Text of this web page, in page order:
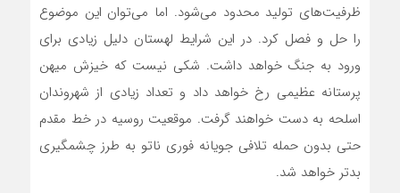
ظرفیت‌های تولید محدود می‌شود. اما‌ می‌توان این موضوع
را حل و فصل کرد. در این شرایط لهستان دلیل زیادی برای
ورود به جنگ خواهد داشت. شکی نیست که خیزش میهن
پرستانه عظیمی رخ خواهد داد و تعداد زیادی از شهروندان
اسلحه به دست خواهند گرفت. موقعیت روسیه در خط مقدم
حتی بدون حمله تلافی جویانه فوری ناتو به طرز چشمگیری
بدتر خواهد شد.